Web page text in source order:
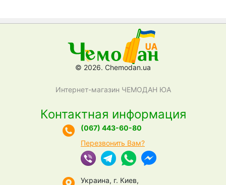
© 2026. Chemodan.ua
Интернет-магазин ЧЕМОДАН ЮА
Контактная информация
(067) 443-60-80
Перезвонить Вам?
Украина, г. Киев,